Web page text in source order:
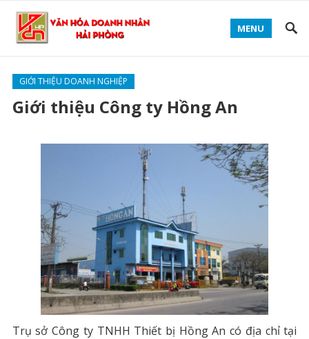
MENU
GIỚI THIỆU DOANH NGHIỆP
Giới thiệu Công ty Hồng An
Trụ sở Công ty TNHH Thiết bị Hồng An có địa chỉ tại